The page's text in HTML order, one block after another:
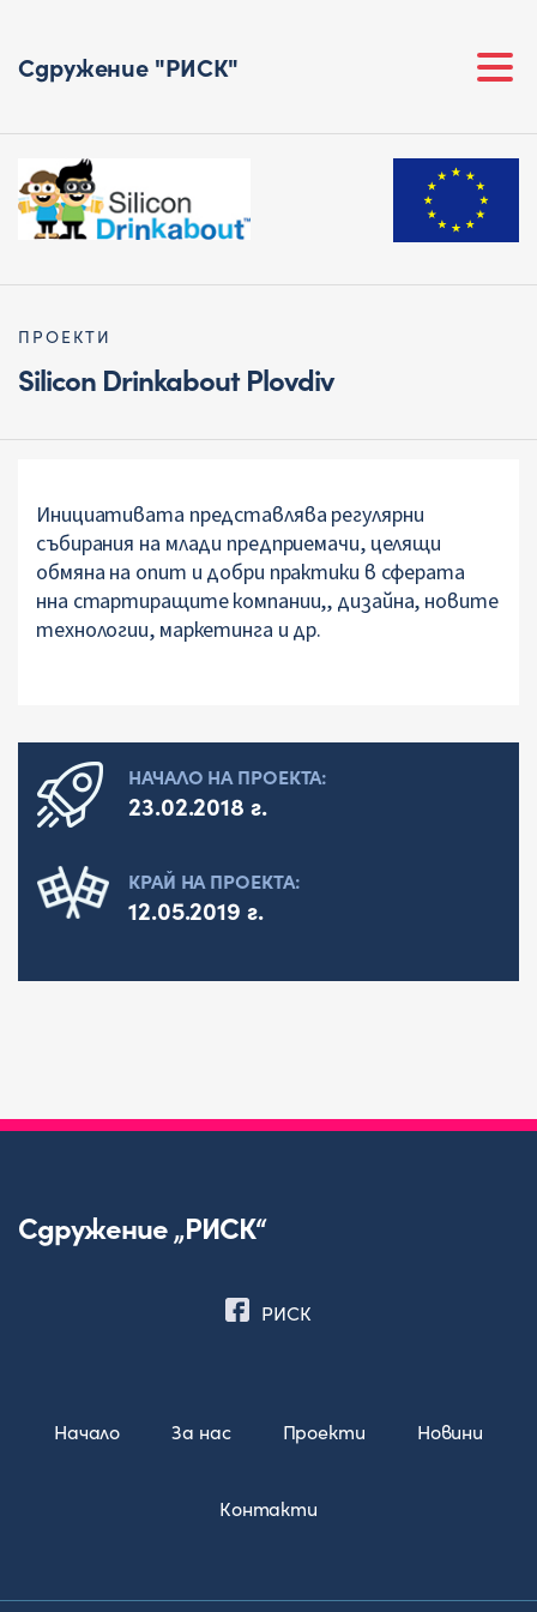
Сдружение "РИСК"
ПРОЕКТИ
Silicon Drinkabout Plovdiv
НАЧАЛО НА ПРОЕКТА:
23.02.2018 г.
КРАЙ НА ПРОЕКТА:
12.05.2019 г.
Инициативата представлява регулярни
събирания на млади предприемачи, целящи
обмяна на опит и добри практики в сферата
нна стартиращите компании,, дизайна, новите
технологии, маркетинга и др.
Сдружение „РИСК“
РИСК
Начало За нас Проекти Новини
Контакти